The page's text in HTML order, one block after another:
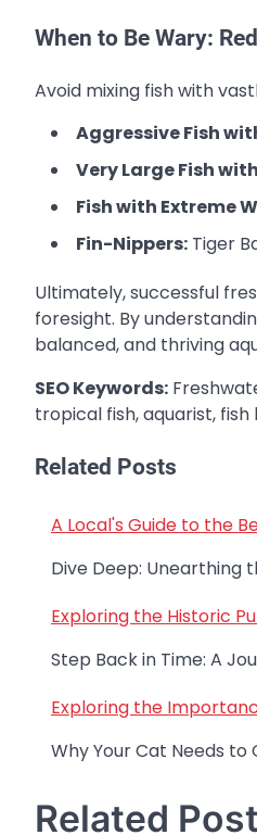
When to Be Wary:
Avoid mixing fish with
Aggressive Fish
Very Large Fish
Fish with Extreme
Fin-Nippers: Tiger
Ultimately, successful
foresight. By
balanced, and thriving
SEO Keywords:
tropical fish, aquarist, fish
Related Posts
A Local's Guide to the
Dive Deep: Unearthing
Exploring the Historic
Step Back in Time: A
Exploring the
Why Your Cat Needs
Post
navigation
Related